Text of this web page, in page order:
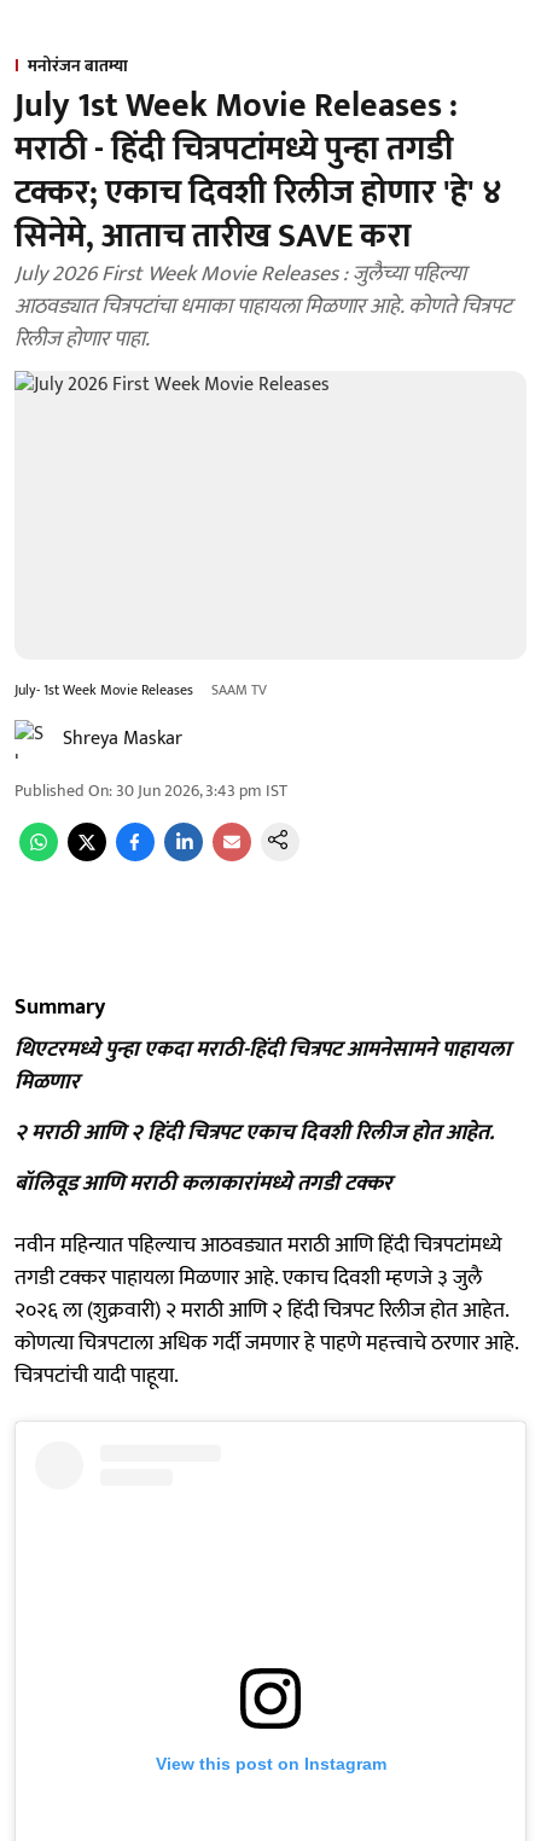
मनोरंजन बातम्या
July 1st Week Movie Releases :
मराठी - हिंदी चित्रपटांमध्ये पुन्हा तगडी
टक्कर; एकाच दिवशी रिलीज होणार 'हे' ४
सिनेमे, आताच तारीख SAVE करा
July 2026 First Week Movie Releases : जुलैच्या पहिल्या
आठवड्यात चित्रपटांचा धमाका पाहायला मिळणार आहे. कोणते चित्रपट
रिलीज होणार पाहा.
July- 1st Week Movie Releases SAAM TV
Shreya Maskar
Published On:30 Jun 2026, 3:43 pm IST
Summary
थिएटरमध्ये पुन्हा एकदा मराठी-हिंदी चित्रपट आमनेसामने पाहायला
मिळणार
२ मराठी आणि २ हिंदी चित्रपट एकाच दिवशी रिलीज होत आहेत.
बॉलिवूड आणि मराठी कलाकारांमध्ये तगडी टक्कर
नवीन महिन्यात पहिल्याच आठवड्यात मराठी आणि हिंदी चित्रपटांमध्ये
तगडी टक्कर पाहायला मिळणार आहे. एकाच दिवशी म्हणजे ३ जुलै
२०२६ ला (शुक्रवारी) २ मराठी आणि २ हिंदी चित्रपट रिलीज होत आहेत.
कोणत्या चित्रपटाला अधिक गर्दी जमणार हे पाहणे महत्त्वाचे ठरणार आहे.
चित्रपटांची यादी पाहूया.
View this post on Instagram